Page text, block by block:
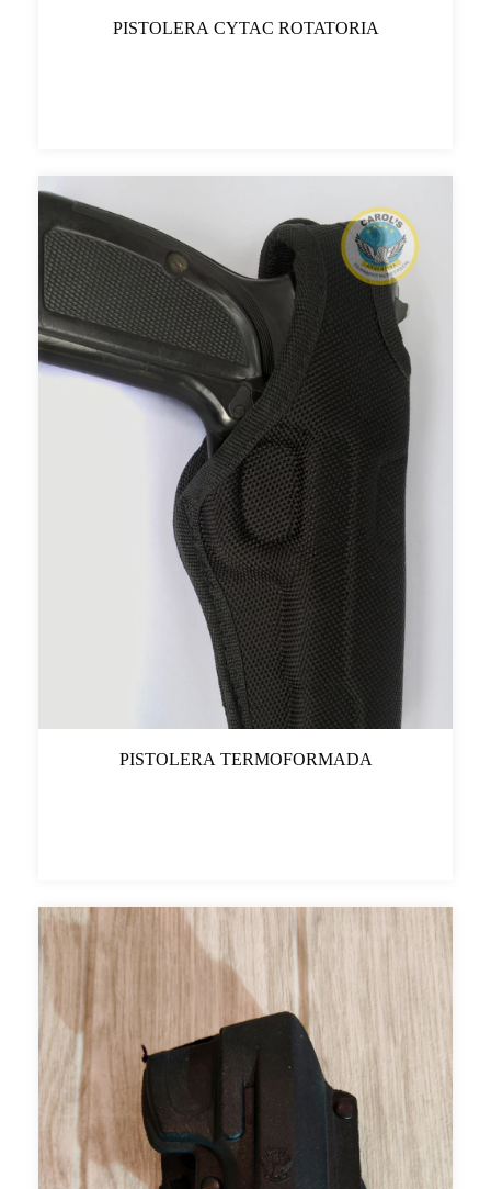
PISTOLERA CYTAC ROTATORIA
PISTOLERA TERMOFORMADA